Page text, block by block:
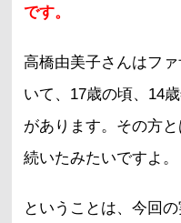
です。
高橋由美子さんはフ
いて、17歳の頃、14
があります。その方
続いたみたいですよ。
ということは、今回